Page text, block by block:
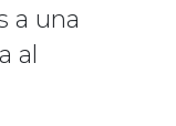
a una
al